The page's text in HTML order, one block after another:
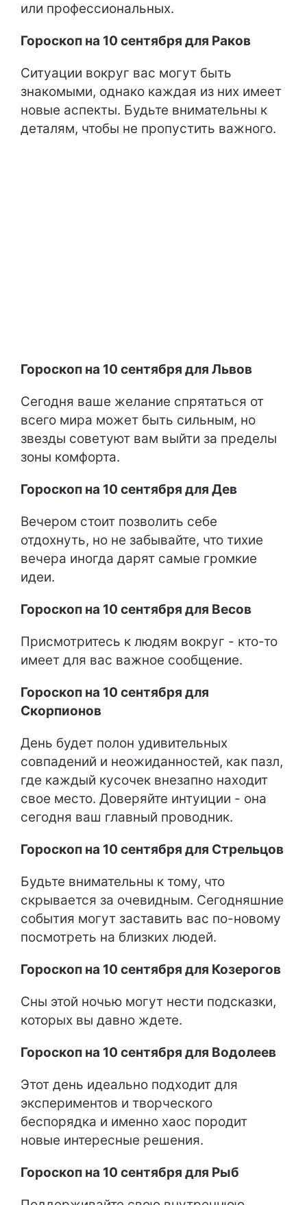
или профессиональных.
Гороскоп на 10 сентября для Раков
Ситуации вокруг вас могут быть
знакомыми, однако каждая из них имеет
новые аспекты. Будьте внимательны к
деталям, чтобы не пропустить важного.
Гороскоп на 10 сентября для Львов
Сегодня ваше желание спрятаться от
всего мира может быть сильным, но
звезды советуют вам выйти за пределы
зоны комфорта.
Гороскоп на 10 сентября для Дев
Вечером стоит позволить себе
отдохнуть, но не забывайте, что тихие
вечера иногда дарят самые громкие
идеи.
Гороскоп на 10 сентября для Весов
Присмотритесь к людям вокруг - кто-то
имеет для вас важное сообщение.
Гороскоп на 10 сентября для
Скорпионов
День будет полон удивительных
совпадений и неожиданностей, как пазл,
где каждый кусочек внезапно находит
свое место. Доверяйте интуиции - она
сегодня ваш главный проводник.
Гороскоп на 10 сентября для Стрельцов
Будьте внимательны к тому, что
скрывается за очевидным. Сегодняшние
события могут заставить вас по-новому
посмотреть на близких людей.
Гороскоп на 10 сентября для Козерогов
Сны этой ночью могут нести подсказки,
которых вы давно ждете.
Гороскоп на 10 сентября для Водолеев
Этот день идеально подходит для
экспериментов и творческого
беспорядка и именно хаос породит
новые интересные решения.
Гороскоп на 10 сентября для Рыб